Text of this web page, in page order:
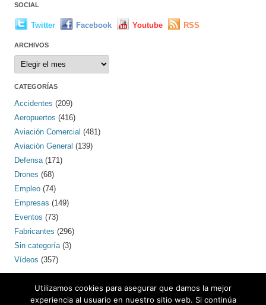
SOCIAL
Twitter Facebook Youtube RSS
ARCHIVOS
Archivos
CATEGORÍAS
Accidentes (209)
Aeropuertos (416)
Aviación Comercial (481)
Aviación General (139)
Defensa(171)
Drones (68)
Empleo (74)
Empresas (149)
Eventos (73)
Fabricantes (296)
Sin categoría(3)
Vídeos (357)
Utilizamos cookies para asegurar que damos la mejor
experiencia al usuario en nuestro sitio web. Si continúa